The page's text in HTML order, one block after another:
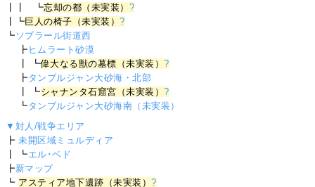
┃┃ ┗忘却の都（未実装） ?
┃┗巨人の椅子（未実装）?
┗ ソプラール街道西
┣ ヒムラート砂漠
┃ ┗偉大なる獣の墓標（未実装）?
┣ タンブルジャン大砂海・北部
┃ ┗シャナンタ石窟宮（未実装）?
┗ タンブルジャン大砂海南（未実装）
▼対人/戦争エリア
┣未開区域ミュルディア
┃ ┗エル･ベド
┣新マップ
┗ アスティア地下遺跡（未実装）?